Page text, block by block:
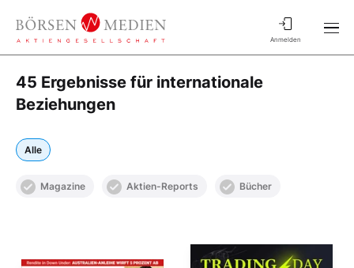
Anmelden
45 Ergebnisse für internationale
Beziehungen
Alle
Magazine Aktien-Reports Bücher